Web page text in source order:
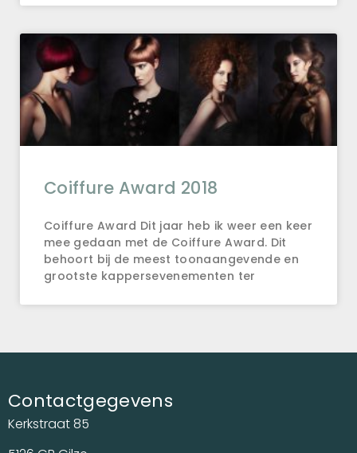
Coiffure Award 2018
Coiffure Award Dit jaar heb ik weer een keer
mee gedaan met de Coiffure Award. Dit
behoort bij de meest toonaangevende en
grootste kappersevenementen ter
Contactgegevens
Kerkstraat 85